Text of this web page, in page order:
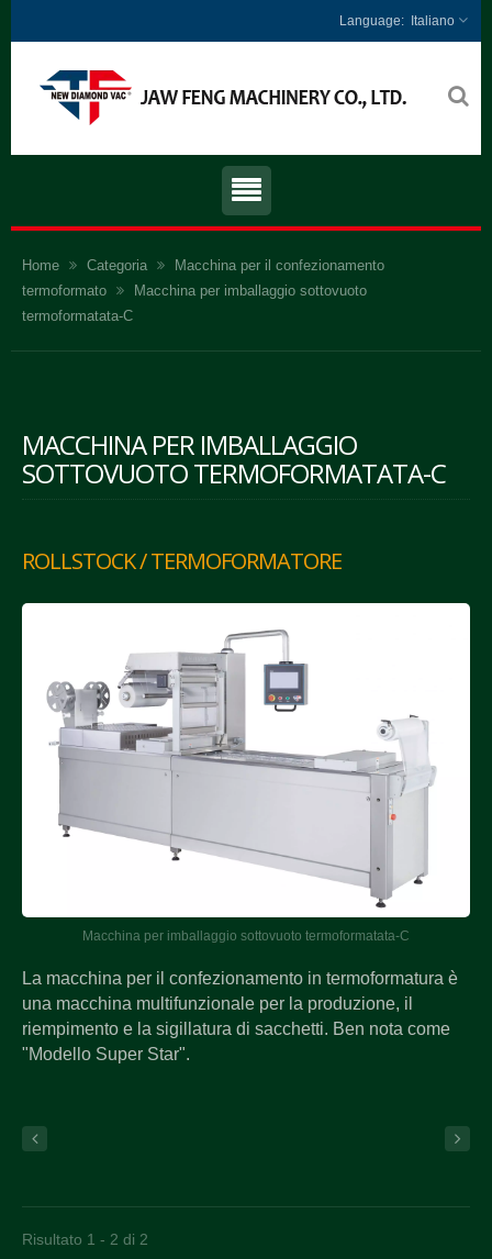
Italiano
Home Categoria
Macchina per il confezionamento
termoformato
Macchina per imballaggio sottovuoto
termoformatata-C
MACCHINA PER IMBALLAGGIO
SOTTOVUOTO TERMOFORMATATA-C
ROLLSTOCK / TERMOFORMATORE
Macchina per imballaggio sottovuoto termoformatata-C
La macchina per il confezionamento in termoformatura è
una macchina multifunzionale per la produzione, il
riempimento e la sigillatura di sacchetti. Ben nota come
"Modello Super Star".
Risultato 1 - 2 di 2